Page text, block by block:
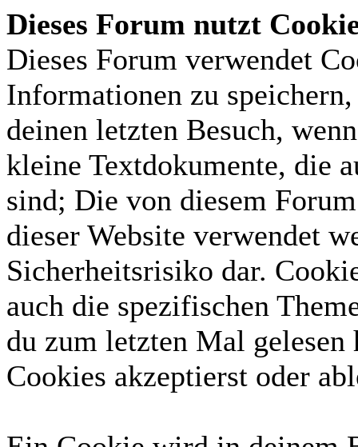
Dieses Forum nutzt
Dieses Forum verwendet
Informationen zu
deinen letzten Besuch,
kleine Textdokumente, die
sind; Die von diesem
dieser Website verwendet
Sicherheitsrisiko dar.
auch die spezifischen
du zum letzten Mal gelesen
Cookies akzeptierst oder